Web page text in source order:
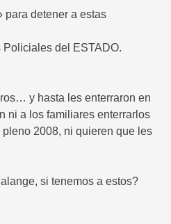
para detener a estas
del ESTADO.
y hasta les enterraron en
ni a los familiares enterrarlos
2008, ni quieren que les
si tenemos a estos?